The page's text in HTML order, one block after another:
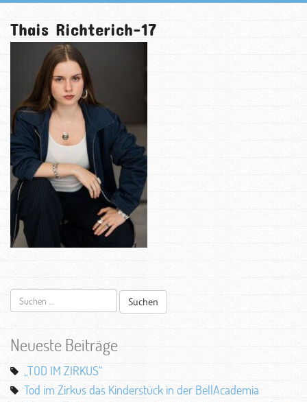
Thais Richterich-17
Suchen
nach:
Neueste Beiträge
„TOD IM ZIRKUS“
Tod im Zirkus das Kinderstück in der BellAcademia